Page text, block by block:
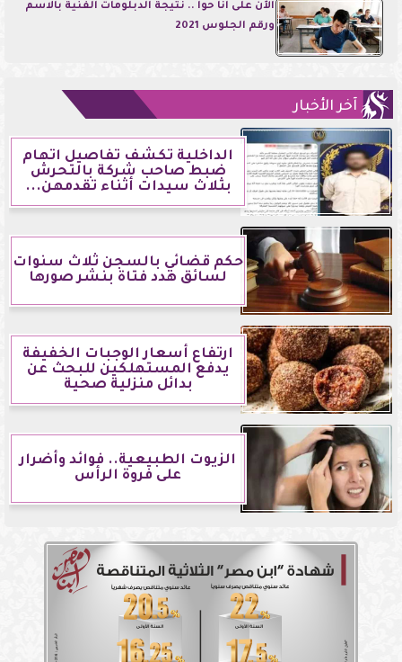
الآن على انا حوا .. نتيجة الدبلومات الفنية بالاسم
ورقم الجلوس 2021
آخر الأخبار
الداخلية تكشف تفاصيل اتهام
ضبط صاحب شركة بالتحرش
بثلاث سيدات أثناء تقدمهن...
حكم قضائي بالسجن ثلاث سنوات
لسائق هدد فتاة بنشر صورها
ارتفاع أسعار الوجبات الخفيفة
يدفع المستهلكين للبحث عن
بدائل منزلية صحية
الزيوت الطبيعية.. فوائد وأضرار
على فروة الرأس